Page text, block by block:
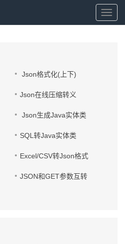
在
Json格式化(上下)
Json在线压缩转义
Json生成Java实体类
SQL转Java实体类
Excel/CSV转Json格式
JSON和GET参数互转